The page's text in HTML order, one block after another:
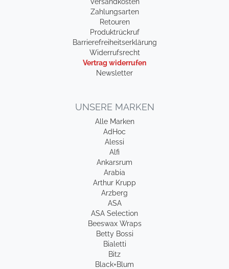
Zahlungsarten
Retouren
Produktrückruf
Barrierefreiheitserklärung
Widerrufsrecht
Vertrag widerrufen
Newsletter
UNSERE MARKEN
Alle Marken
AdHoc
Alessi
Alfi
Ankarsrum
Arabia
Arthur Krupp
Arzberg
ASA
ASA Selection
Beeswax Wraps
Betty Bossi
Bialetti
Bitz
Black+Blum